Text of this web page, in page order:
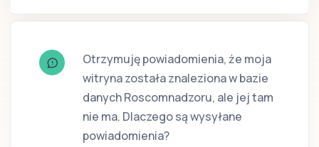
Otrzymuję powiadomienia, że moja
witryna została znaleziona w bazie
danych Roscomnadzoru, ale jej tam
nie ma. Dlaczego są wysyłane
powiadomienia?